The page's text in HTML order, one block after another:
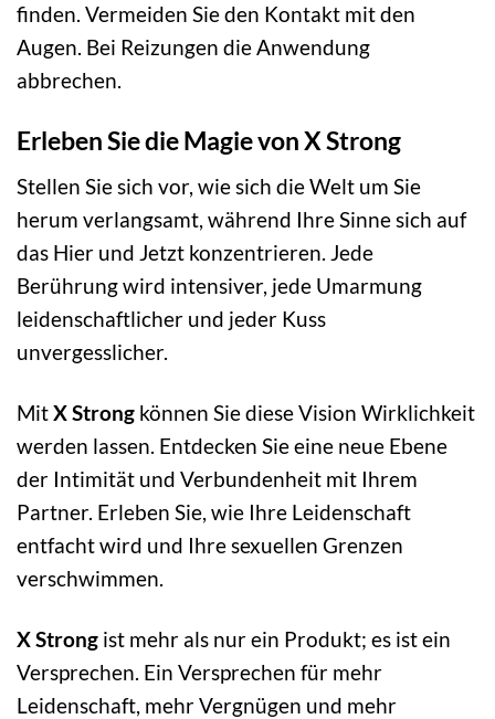
finden. Vermeiden Sie den Kontakt mit den
Augen. Bei Reizungen die Anwendung
abbrechen.
Erleben Sie die Magie von X Strong
Stellen Sie sich vor, wie sich die Welt um Sie
herum verlangsamt, während Ihre Sinne sich auf
das Hier und Jetzt konzentrieren. Jede
Berührung wird intensiver, jede Umarmung
leidenschaftlicher und jeder Kuss
unvergesslicher.
MitX Strong können Sie diese Vision Wirklichkeit
werden lassen. Entdecken Sie eine neue Ebene
der Intimität und Verbundenheit mit Ihrem
Partner. Erleben Sie, wie Ihre Leidenschaft
entfacht wird und Ihre sexuellen Grenzen
verschwimmen.
X Strong ist mehr als nur ein Produkt; es ist ein
Versprechen. Ein Versprechen für mehr
Leidenschaft, mehr Vergnügen und mehr